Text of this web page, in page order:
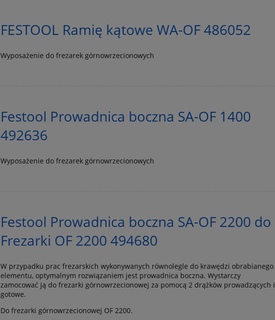
FESTOOL Ramię kątowe WA-OF 486052
Wyposażenie do frezarek górnowrzecionowych
Festool Prowadnica boczna SA-OF 1400
492636
Wyposażenie do frezarek górnowrzecionowych
Festool Prowadnica boczna SA-OF 2200 do
Frezarki OF 2200 494680
W przypadku prac frezarskich wykonywanych równolegle do krawędzi obrabianego
elementu, optymalnym rozwiązaniem jest prowadnica boczna. Wystarczy
zamocować ją do frezarki górnowrzecionowej za pomocą 2 drążków prowadzących i
gotowe.
Do frezarki górnowrzecionowej OF 2200.